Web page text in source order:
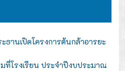
ธานเปิดโครงการต้นกล้าอารยะ
โรงเรียน ประจำปีงบประมาณ